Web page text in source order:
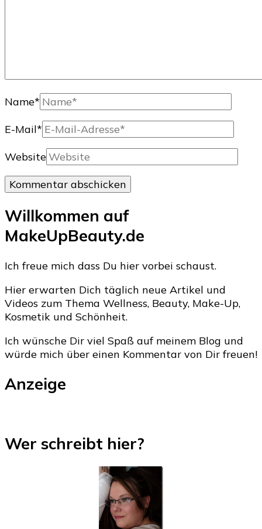
Name*
E-Mail*
Website
Willkommen auf
MakeUpBeauty.de
Ich freue mich dass Du hier vorbei schaust.
Hier erwarten Dich täglich neue Artikel und
Videos zum Thema Wellness, Beauty, Make-Up,
Kosmetik und Schönheit.
Ich wünsche Dir viel Spaß auf meinem Blog und
würde mich über einen Kommentar von Dir freuen!
Anzeige
Wer schreibt hier?